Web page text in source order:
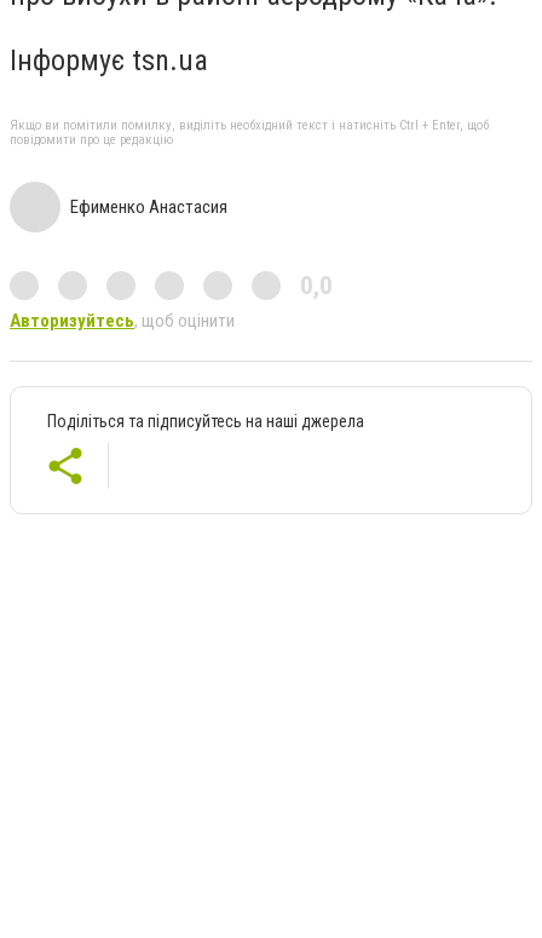
Інформує tsn.ua
Якщо ви помітили помилку, виділіть необхідний текст і натисніть Ctrl + Enter, щоб
повідомити про це редакцію
Ефименко Анастасия
0,0
Авторизуйтесь, щоб оцінити
Поділіться та підписуйтесь на наші джерела